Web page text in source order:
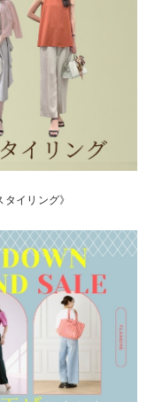
イリング》